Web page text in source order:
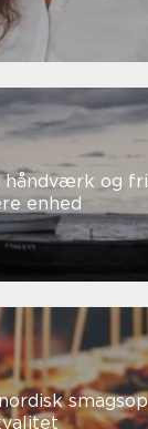
håndværk og
enhed